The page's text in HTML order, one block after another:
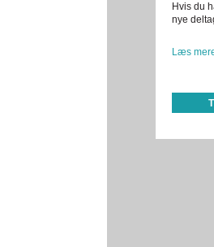
Hvis du
nye
Læs